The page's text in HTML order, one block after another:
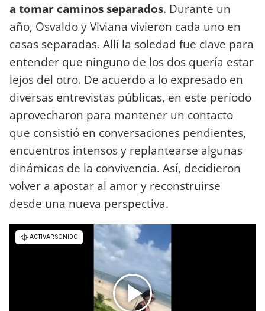
a tomar caminos separados. Durante un
año, Osvaldo y Viviana vivieron cada uno en
casas separadas. Allí la soledad fue clave para
entender que ninguno de los dos quería estar
lejos del otro. De acuerdo a lo expresado en
diversas entrevistas públicas, en este período
aprovecharon para mantener un contacto
que consistió en conversaciones pendientes,
encuentros intensos y replantearse algunas
dinámicas de la convivencia. Así, decidieron
volver a apostar al amor y reconstruirse
desde una nueva perspectiva.